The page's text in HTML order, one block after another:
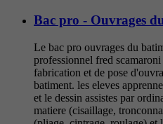
Bac pro - Ouvrages
Le bac pro ouvrages du
professionnel fred
fabrication et de pose
batiment. les eleves
et le dessin assistes par
matiere (cisaillage,